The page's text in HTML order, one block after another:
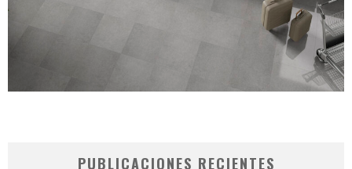
PUBLICACIONES RECIENTES